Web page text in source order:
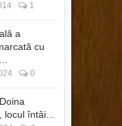
1
a
cu
0
locul întâi...